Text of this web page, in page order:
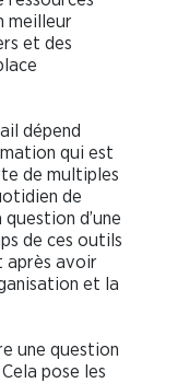
meilleur
et des
dépend
qui est
de multiples
de
d’une
de ces outils
après avoir
et la
une question
pose les